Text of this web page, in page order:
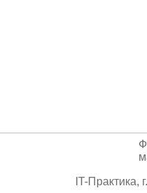
IT-Практика,